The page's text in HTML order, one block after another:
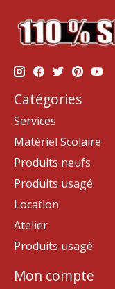
Catégories
Services
Matériel Scolaire
Produits neufs
Produits usagé
Location
Atelier
Produits usagé
Mon compte